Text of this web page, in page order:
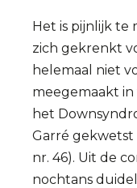
Het is pijnlijk te
zich gekrenkt
helemaal niet
meegemaakt
het
Garré gekwetst
nr. 46). Uit de
nochtans